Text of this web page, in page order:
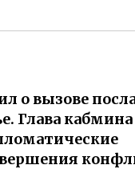
о вызове
Глава